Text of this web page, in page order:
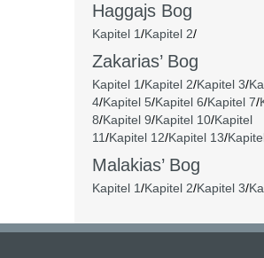
Haggajs Bog
Kapitel 1/Kapitel 2/
Zakarias’ Bog
Kapitel 1/Kapitel 2/Kapitel 3/
4/Kapitel 5/Kapitel 6/Kapitel 7/
8/Kapitel 9/Kapitel 10/Kapitel
11/Kapitel 12/Kapitel 13/
Malakias’ Bog
Kapitel 1/Kapitel 2/Kapitel 3/